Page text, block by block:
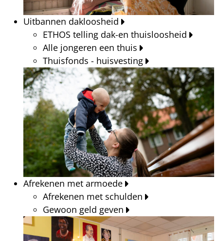
Uitbannen dakloosheid
ETHOS telling dak-en thuisloosheid
Alle jongeren een thuis
Thuisfonds - huisvesting
Afrekenen met armoede
Afrekenen met schulden
Gewoon geld geven